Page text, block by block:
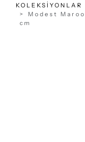
KOLEKSİYONLAR
Modest
cm